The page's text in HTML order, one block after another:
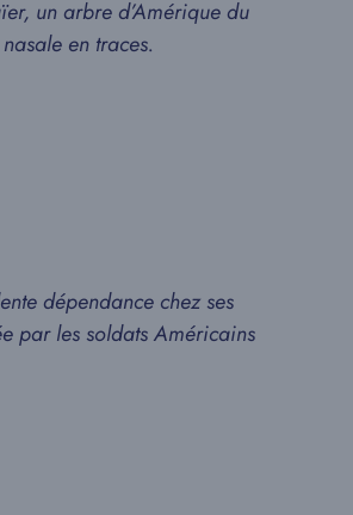
un arbre d’Amérique du
en traces.
dépendance chez ses
par les soldats Américains